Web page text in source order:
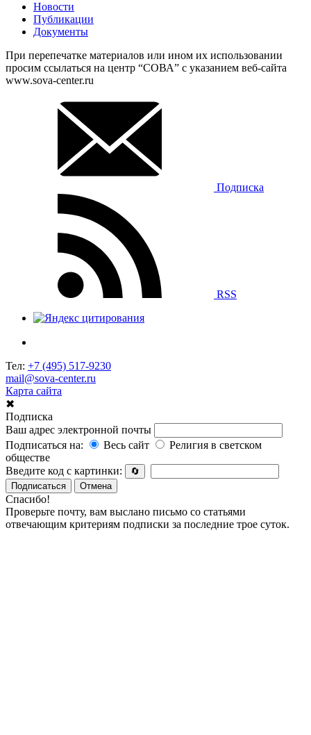
Новости
Публикации
Документы
При перепечатке материалов или ином их использовании
просим ссылаться на центр “СОВА” с указанием веб-сайта
www.sova-center.ru
Подписка
RSS
Тел: +7 (495) 517-9230
mail@sova-center.ru
Карта сайта
✖
Подписка
Ваш адрес электронной почты
Подписаться на:
Весь сайт
Религия в светском
обществе
Введите код с картинки:
🔄
Подписаться
Отмена
Спасибо!
Проверьте почту, вам выслано письмо со статьями
отвечающим критериям подписки за последние трое суток.